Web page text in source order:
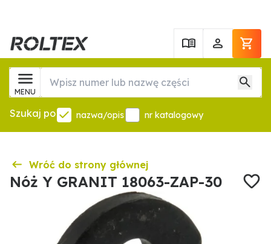
MENU
Szukaj po nazwa/opis nr katalogowy
Wróć do strony głównej
Nóż Y GRANIT 18063-ZAP-30